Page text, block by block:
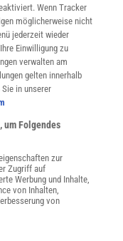
SHOP
Infos zu unserem Umgang
Wenn Tracker
möglicherweise nicht
jederzeit wieder
Einwilligung zu
verwalten am
gelten innerhalb
in unserer
um Folgendes
zur
Zugriff auf
Werbung und Inhalte,
von Inhalten,
von